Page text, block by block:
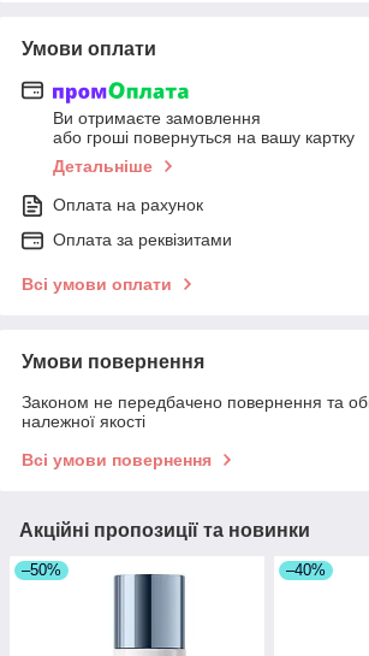
Умови оплати
Ви отримаєте замовлення
або гроші повернуться на вашу картку
Детальніше
Оплата на рахунок
Оплата за реквізитами
Всі умови оплати
Умови повернення
Законом не передбачено повернення та
належної якості
Всі умови повернення
Акційні пропозиції та новинки
–50% –40%